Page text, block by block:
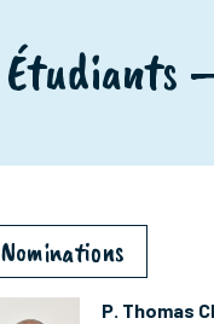
Étudiants
Nominations
P. Thomas